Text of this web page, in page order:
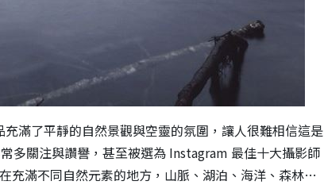
充滿了平靜的自然景觀與空靈的氛圍，讓人很難相信這是
多關注與讚譽，甚至被選為 Instagram 最佳十大攝影師
充滿不同自然元素的地方，山脈、湖泊、海洋、森林…